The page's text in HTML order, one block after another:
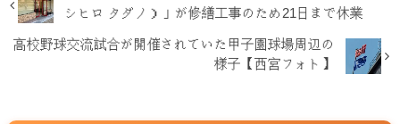
シヒロ タダノ）」が修繕工事のため21日まで休業
高校野球交流試合が開催されていた甲子園球場周辺の
様子【西宮フォト】